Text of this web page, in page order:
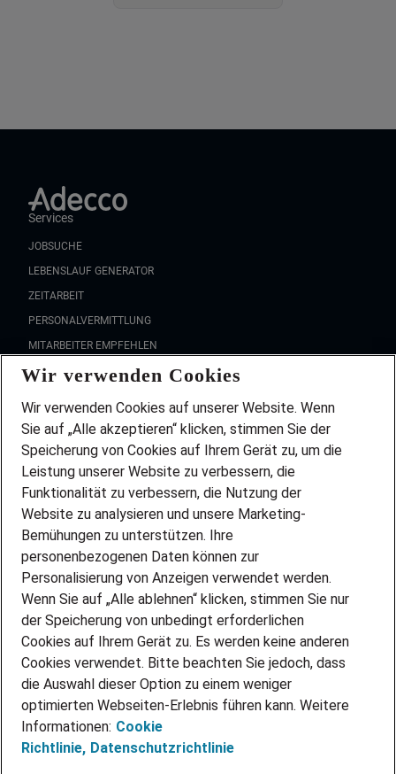
Services
JOBSUCHE
LEBENSLAUF GENERATOR
ZEITARBEIT
PERSONALVERMITTLUNG
MITARBEITER EMPFEHLEN
FAQ
Wir stellen ein!
DEINE BERUFSGRUPPE
DEINE LEBENSSITUATION
PARTNERSHIP WITH AIRBUS
INITIATIV BEWERBEN
ÜBER UNS
STANDORTE
BLOG
PRESSE
KONTAKT
@Adecco 2026
IMPRESSUM
DATENSCHUTZ
Wir verwenden Cookies
Wir verwenden Cookies auf unserer Website. Wenn
Sie auf „Alle akzeptieren“ klicken, stimmen Sie der
Speicherung von Cookies auf Ihrem Gerät zu, um die
Leistung unserer Website zu verbessern, die
Funktionalität zu verbessern, die Nutzung der
Website zu analysieren und unsere Marketing-
Bemühungen zu unterstützen. Ihre
personenbezogenen Daten können zur
Personalisierung von Anzeigen verwendet werden.
Wenn Sie auf „Alle ablehnen“ klicken, stimmen Sie nur
der Speicherung von unbedingt erforderlichen
Cookies auf Ihrem Gerät zu. Es werden keine anderen
Cookies verwendet. Bitte beachten Sie jedoch, dass
die Auswahl dieser Option zu einem weniger
optimierten Webseiten-Erlebnis führen kann. Weitere
Informationen: Cookie
Richtlinie, Datenschutzrichtlinie